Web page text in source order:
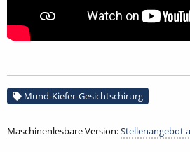
Mund-Kiefer-Gesichtschirurg
Maschinenlesbare Version:Stellenangebot